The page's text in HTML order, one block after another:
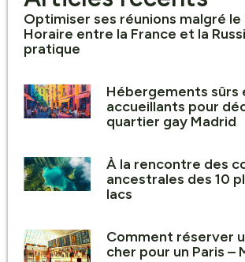
Optimiser ses réunions malgré le
Horaire entre la France et la
pratique
Hébergements sûrs
accueillants pour
quartier gay Madrid
À la rencontre des
ancestrales des 10
lacs
Comment réserver
cher pour un Paris –